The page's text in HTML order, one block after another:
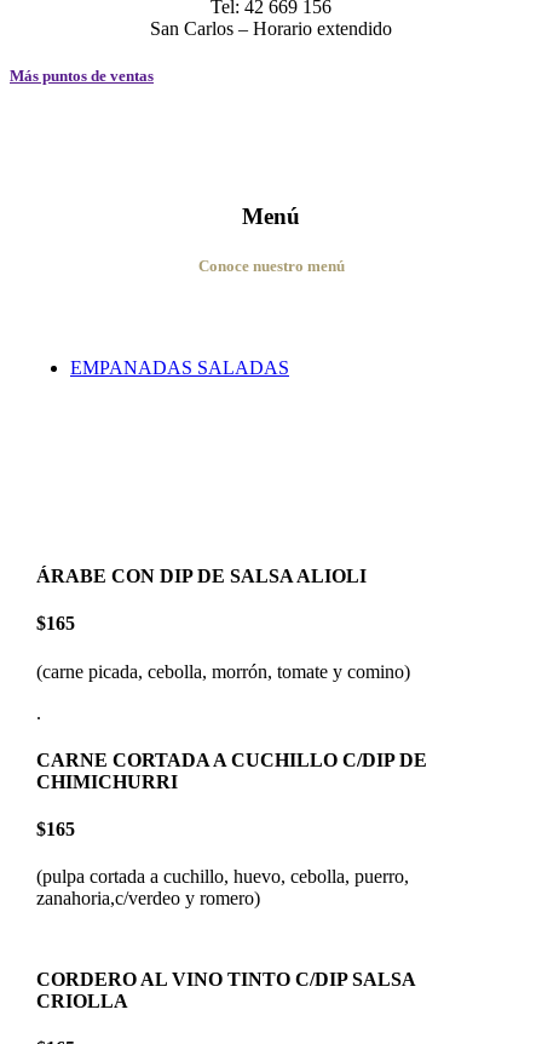
Tel: 42 669 156
San Carlos – Horario extendido
Más puntos de ventas
Menú
Conoce nuestro menú
EMPANADAS SALADAS
ÁRABE CON DIP DE SALSA ALIOLI
$165
(carne picada, cebolla, morrón, tomate y comino)
.
CARNE CORTADA A CUCHILLO C/DIP DE
CHIMICHURRI
$165
(pulpa cortada a cuchillo, huevo, cebolla, puerro,
zanahoria,c/verdeo y romero)
CORDERO AL VINO TINTO C/DIP SALSA
CRIOLLA